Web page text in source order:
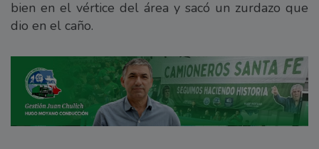
bien en el vértice del área y sacó un zurdazo que
dio en el caño.